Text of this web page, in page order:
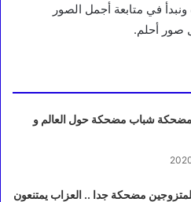
في متابعة أجمل الصور
صور أحلم.
شباب مضحكة حول العالم و
مضحكة جدا .. العزاب يمتنعون